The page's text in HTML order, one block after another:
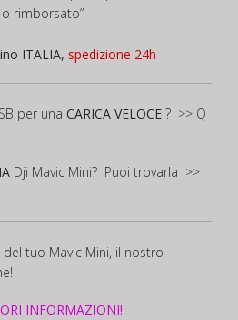
rimborsato”
ITALIA, spedizione 24h
per una CARICA VELOCE ? >> Q
Dji Mavic Mini? Puoi trovarla >>
tuo Mavic Mini, il nostro
INFORMAZIONI!